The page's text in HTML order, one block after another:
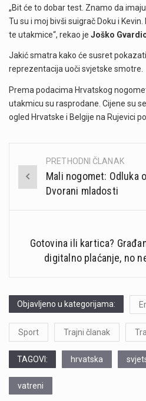
„Bit će to dobar test. Znamo da
Tu su i moj bivši suigrač Doku i
te utakmice“, rekao je Joško
Jakić smatra kako će susret
reprezentacija uoči svjetske smotre.
Prema podacima Hrvatskog
utakmicu su rasprodane. Cijene su
ogled Hrvatske i Belgije na Rujevici
Post
navigation
PRETHODNI ČLANAK
Mali nogomet: Odluka
Dvorani mladosti
Gotovina ili kartica?
digitalno plaćanje, no
Objavljeno u kategorijama:
Sport Trajni članak
TAGOVI: hrvatska
vatreni